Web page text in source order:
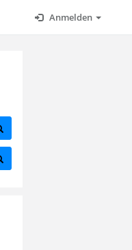
Anmelden